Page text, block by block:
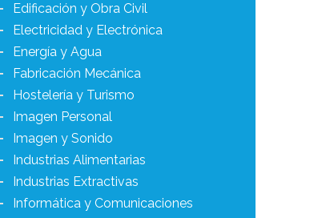
Edificación y Obra Civil
Electricidad y Electrónica
Energía y Agua
Fabricación Mecánica
Hostelería y Turismo
Imagen Personal
Imagen y Sonido
Industrias Alimentarias
Industrias Extractivas
Informática y Comunicaciones